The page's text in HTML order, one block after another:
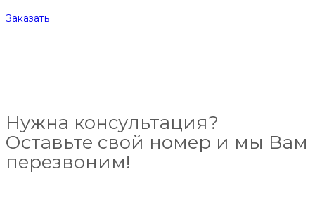
Заказать
Нужна консультация?
Оставьте свой номер и мы Вам
перезвоним!